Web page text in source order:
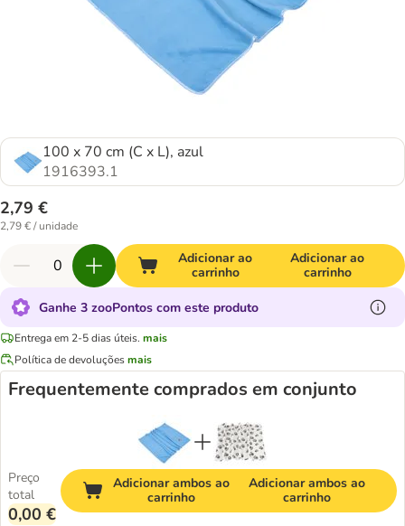
100 x 70 cm (C x L), azul
1916393.1
2,79 €
2,79 € / unidade
Adicionar ao
carrinho
Adicionar ao
carrinho
Ganhe 3 zooPontos com este produto
Entrega em 2-5 dias úteis. mais
Política de devoluçõesmais
Frequentemente comprados em conjunto
Preço
total
0,00 €
Adicionar ambos ao
carrinho
Adicionar ambos ao
carrinho